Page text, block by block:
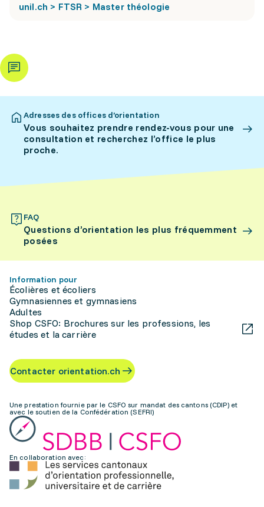
unil.ch > FTSR > Master théologie
Adresses des offices d’orientation
Vous souhaitez prendre rendez-vous pour une
consultation et recherchez l’office le plus
proche.
FAQ
Questions d’orientation les plus fréquemment
posées
Information pour
Écolières et écoliers
Gymnasiennes et gymnasiens
Adultes
Shop CSFO: Brochures sur les professions, les
études et la carrière
Contacter orientation.ch
Une prestation fournie par le CSFO sur mandat des cantons (CDIP) et
avec le soutien de la Confédération (SEFRI)
En collaboration avec: